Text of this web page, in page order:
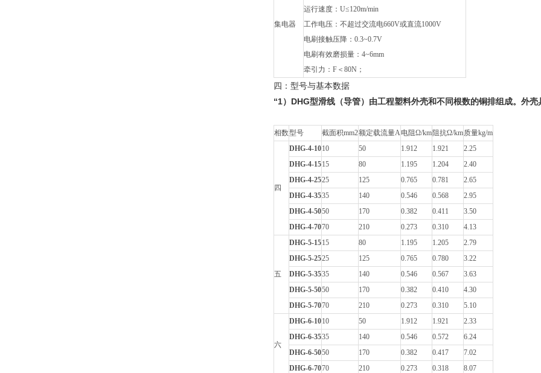
集电器
运行速度：U≤120m/min
工作电压：不超过交流电660V或直流1000V
电刷接触压降：0.3~0.7V
电刷有效磨损量：4~6mm
牵引力：F＜80N；
四：型号与基本数据
“1）DHG型滑线（导管）由工程塑料外壳和不同根数的铜排组成。外
相数型号 截面积mm2额定载流量A 电阻Ω/km阻抗Ω/km 质量kg/m
四
DHG-4-1010 50 1.912 1.921
2.25
DHG-4-1515 80 1.195 1.204
2.40
DHG-4-2525 125 0.765 0.781
2.65
DHG-4-3535 140 0.546 0.568
2.95
DHG-4-5050 170 0.382 0.411
3.50
DHG-4-7070 210 0.273 0.310 4.13
五
DHG-5-1515 80 1.195 1.205
2.79
DHG-5-2525 125 0.765 0.780
3.22
DHG-5-3535 140 0.546 0.567
3.63
DHG-5-5050 170 0.382 0.410
4.30
DHG-5-7070 210 0.273 0.310 5.10
六
DHG-6-1010 50 1.912 1.921
2.33
DHG-6-3535 140 0.546 0.572
6.24
DHG-6-5050 170 0.382 0.417
7.02
DHG-6-7070 210 0.273 0.318 8.07